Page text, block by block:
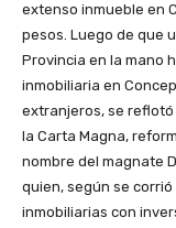
extenso inmueble en
pesos. Luego de que
Provincia en la mano
inmobiliaria en
extranjeros, se reflotó
la Carta Magna,
nombre del magnate
quien, según se
inmobiliarias con